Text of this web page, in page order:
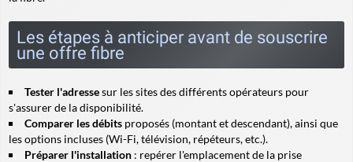
Les étapes à anticiper avant de souscrire
une offre fibre
Tester l'adressesur les sites des différents opérateurs pour
s'assurer de la disponibilité.
Comparer les débits proposés (montant et descendant), ainsi que
les options incluses (Wi-Fi, télévision, répéteurs, etc.).
Préparer l'installation : repérer l'emplacement de la prise